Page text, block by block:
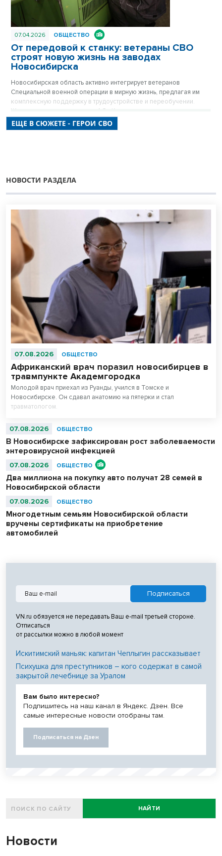
07.04.2026 ОБЩЕСТВО
От передовой к станку: ветераны СВО
строят новую жизнь на заводах
Новосибирска
Новосибирская область активно интегрирует ветеранов
Специальной военной операции в мирную жизнь, предлагая им
комплексную поддержку в трудоустройстве и переобучении.
Журналисты посетили завод АО «Катод», где успешно трудится
участник СВО с инвалидностью Алексей Абрамов, ставший
примером успешной адаптации благодаря вниманию властей и
ЕЩЕ В СЮЖЕТЕ - ГЕРОИ СВО
НОВОСТИ РАЗДЕЛА
07.08.2026 ОБЩЕСТВО
Африканский врач поразил новосибирцев в
травмпункте Академгородка
Молодой врач приехал из Руанды, учился в Томске и
Новосибирске. Он сдавал анатомию на пятерки и стал
травматологом.
07.08.2026 ОБЩЕСТВО
В Новосибирске зафиксирован рост заболеваемости
энтеровирусной инфекцией
07.08.2026 ОБЩЕСТВО
Два миллиона на покупку авто получат 28 семей в
Новосибирской области
07.08.2026 ОБЩЕСТВО
Многодетным семьям Новосибирской области
вручены сертификаты на приобретение
автомобилей
VN.ru обязуется не передавать Ваш e-mail третьей стороне.
Отписаться
от рассылки можно в любой момент
Искитимский маньяк: капитан Чеплыгин рассказывает
Психушка для преступников – кого содержат в самой
закрытой лечебнице за Уралом
Вам было интересно?
Подпишитесь на наш канал в Яндекс. Дзен. Все
самые интересные новости отобраны там.
Подписаться на Дзен
НАЙТИ
Новости